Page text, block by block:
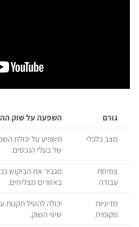
גורם
השפעה על שוק
מצב כלכלי
משפיע על יכולת
של בעלי הנכסים.
צמיחת
עבודה
מגביר את הביקוש
באזורים מצליחים.
מדיניות
מקומית
יכולה להטיל
שיווי השוק.